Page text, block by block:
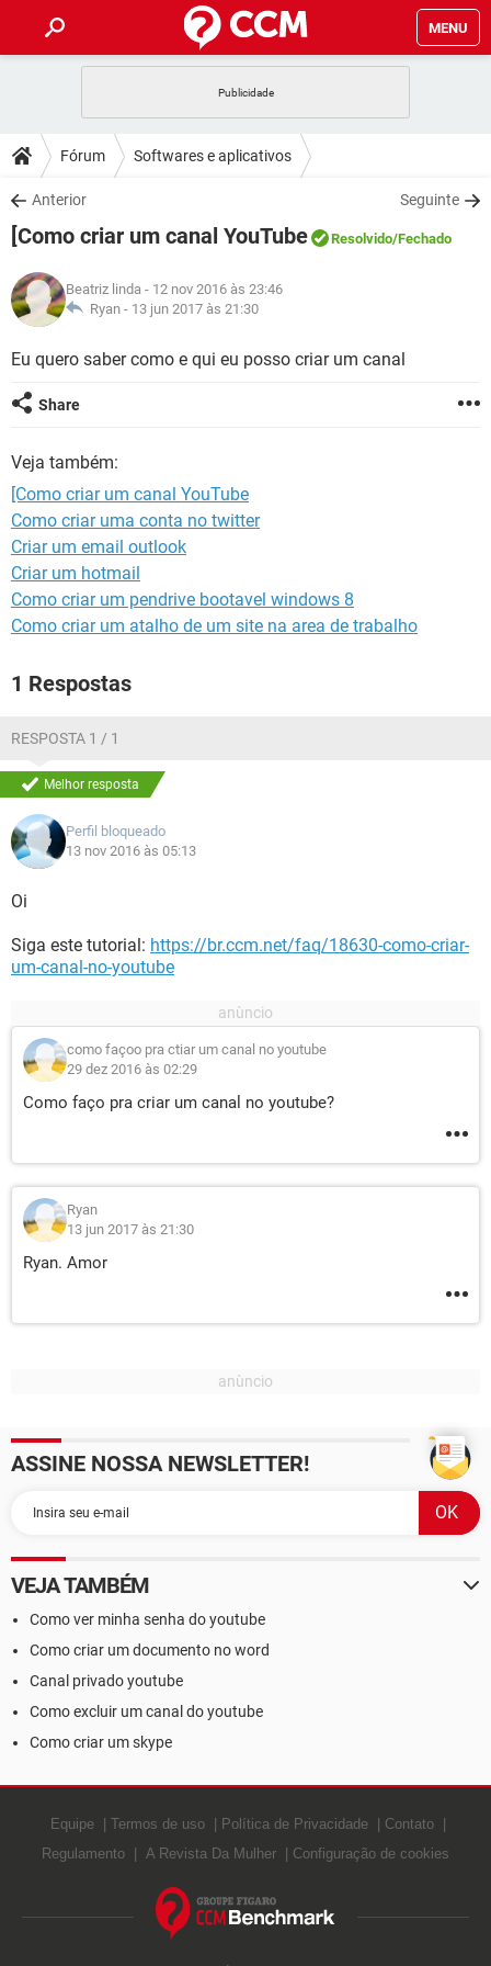
MENU
CELULAR FACEBOOK
OUTLOOK
INSTAGRAM GMAIL
GUIA DE COMPRAS
DICAS
JOGOS WHATSAPP
INSTAGRAM GMAIL
GUIA DE COMPRAS
DOWNLOADS
JOGOS WHATSAPP
CELULAR
OUTLOOK
FÓRUM
JOGOS WHATSAPP
CELULAR
OUTLOOK EXCEL
INSTAGRAM
GLOSSÁRIO
WHATSAPP
INSTAGRAM
GUIA DE COMPRAS
Fórum Softwares e aplicativos
Anterior Seguinte
[Como criar um canal YouTube Resolvido/Fechado
Beatriz linda - 12 nov 2016 às 23:46
Ryan - 13 jun 2017 às 21:30
Eu quero saber como e qui eu posso criar um canal
Share
Veja também:
[Como criar um canal YouTube
Como criar uma conta no twitter
Criar um email outlook
Criar um hotmail
Como criar um pendrive bootavel windows 8
Como criar um atalho de um site na area de trabalho
1 Respostas
RESPOSTA 1 / 1
Melhor resposta
Perfil bloqueado
13 nov 2016 às 05:13
Oi
Siga este tutorial: https://br.ccm.net/faq/18630-como-criar-
um-canal-no-youtube
como façoo pra ctiar um canal no youtube
29 dez 2016 às 02:29
Como faço pra criar um canal no youtube?
Ryan
13 jun 2017 às 21:30
Ryan. Amor
ASSINE NOSSA NEWSLETTER!
VEJA TAMBÉM
Como ver minha senha do youtube
Como criar um documento no word
Canal privado youtube
Como excluir um canal do youtube
Como criar um skype
Equipe Termos de uso Política de Privacidade
Contato
Regulamento
A Revista Da Mulher Configuração de cookies